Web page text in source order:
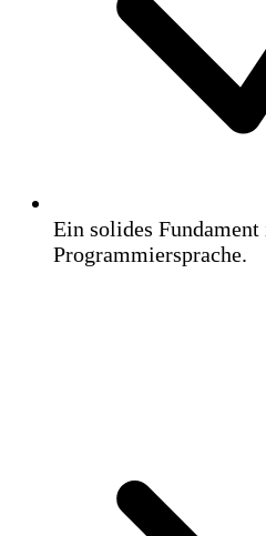
Ein solides
Programmiersprache.